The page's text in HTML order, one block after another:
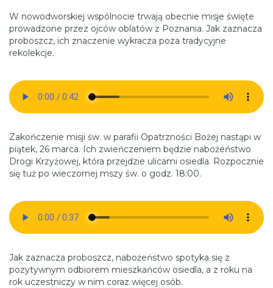
W nowodworskiej wspólnocie trwają obecnie misje święte
prowadzone przez ojców oblatów z Poznania. Jak zaznacza
proboszcz, ich znaczenie wykracza poza tradycyjne
rekolekcje.
Zakończenie misji św. w parafii Opatrzności Bożej nastąpi w
piątek, 26 marca. Ich zwieńczeniem będzie nabożeństwo
Drogi Krzyżowej, która przejdzie ulicami osiedla. Rozpocznie
się tuż po wieczornej mszy św. o godz. 18:00.
Jak zaznacza proboszcz, nabożeństwo spotyka się z
pozytywnym odbiorem mieszkańców osiedla, a z roku na
rok uczestniczy w nim coraz więcej osób.